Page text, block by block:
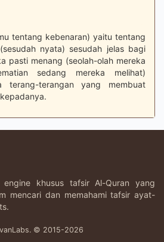
tentang kebenaran) yaitu tentang
nyata) sesudah jelas bagi
pasti menang (seolah-olah mereka
sedang mereka melihat)
terang-terangan yang membuat
khusus tafsir Al-Quran yang
mencari dan memahami tafsir ayat-
© 2015-2026